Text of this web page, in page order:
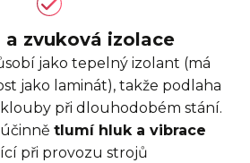
a zvuková izolace
jako tepelný izolant (má
jako laminát), takže podlaha
při dlouhodobém stání.
tlumí hluk a vibrace
při provozu strojů